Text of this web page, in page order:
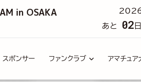
in OSAKA
2026
あと
02 日
スポンサー ファンクラブ アマチュア